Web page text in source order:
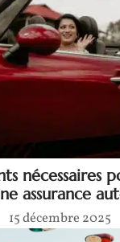
nécessaires
assurance
15 décembre 2025